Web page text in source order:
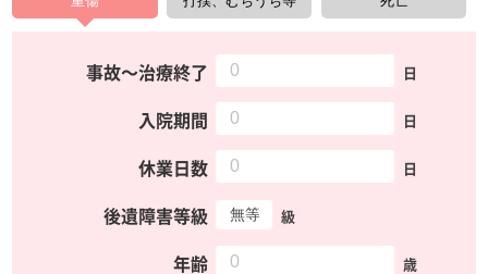
事故〜治療終了 日
入院期間 日
休業日数 日
後遺障害等級 級
年齢 歳